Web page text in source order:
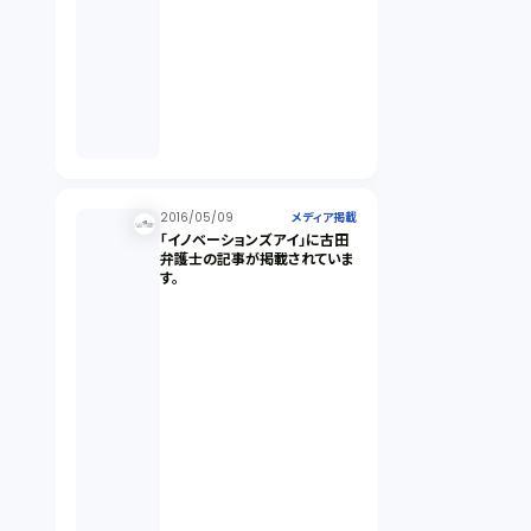
2016/05/09 メディア掲載
「イノベーションズアイ」に古田
弁護士の記事が掲載されていま
す。